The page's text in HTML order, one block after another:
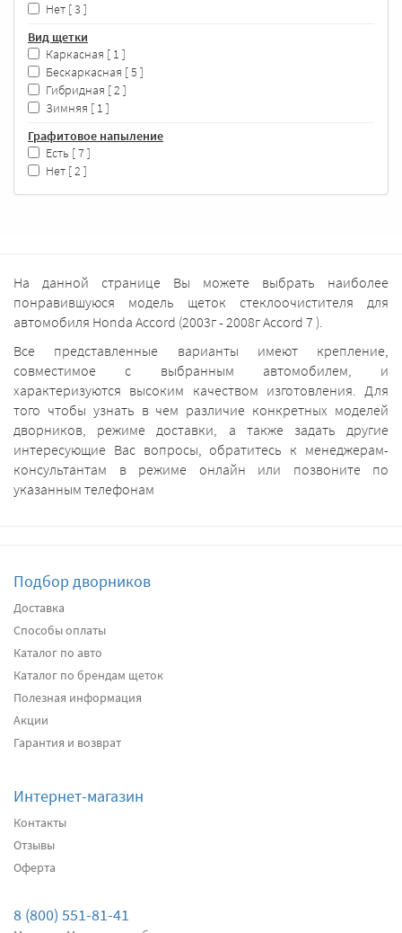
Нет [ 3 ]
Вид щетки
Каркасная [ 1 ]
Бескаркасная [ 5 ]
Гибридная [ 2 ]
Зимняя [ 1 ]
Графитовое напыление
Есть [ 7 ]
Нет [ 2 ]
На данной странице Вы можете выбрать наиболее
понравившуюся модель щеток стеклоочистителя для
автомобиля Honda Accord (2003г - 2008г Accord 7 ).
Все представленные варианты имеют крепление,
совместимое с выбранным автомобилем, и
характеризуются высоким качеством изготовления. Для
того чтобы узнать в чем различие конкретных моделей
дворников, режиме доставки, а также задать другие
интересующие Вас вопросы, обратитесь к менеджерам-
консультантам в режиме онлайн или позвоните по
указанным телефонам
Подбор дворников
Доставка
Способы оплаты
Каталог по авто
Каталог по брендам щеток
Полезная информация
Акции
Гарантия и возврат
Интернет-магазин
Контакты
Отзывы
Оферта
8 (800) 551-81-41